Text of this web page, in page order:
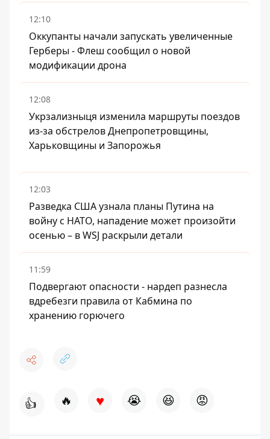
12:10
Оккупанты начали запускать увеличенные
Герберы - Флеш сообщил о новой
модификации дрона
12:08
Укрзализныця изменила маршруты поездов
из-за обстрелов Днепропетровщины,
Харьковщины и Запорожья
12:03
Разведка США узнала планы Путина на
войну с НАТО, нападение может произойти
осенью – в WSJ раскрыли детали
11:59
Подвергают опасности - нардеп разнесла
вдребезги правила от Кабмина по
хранению горючего
👍 🔥 ♥ 😭 😆 😡